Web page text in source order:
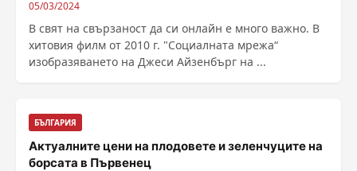
05/03/2024
В свят на свързаност да си онлайн е много важно. В
хитовия филм от 2010 г. "Социалната мрежа“
изобразяването на Джеси Айзенбърг на ...
БЪЛГАРИЯ
Актуалните цени на плодовете и зеленчуците на
борсата в Първенец